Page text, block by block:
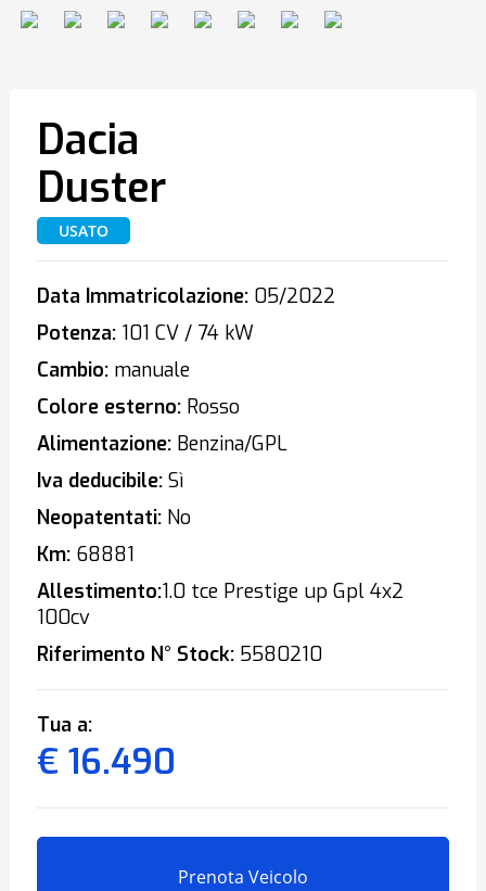
Dacia
Duster
USATO
Data Immatricolazione:05/2022
Potenza:101 CV / 74 kW
Cambio:manuale
Colore esterno:Rosso
Alimentazione:Benzina/GPL
Iva deducibile:Sì
Neopatentati:No
Km:68881
Allestimento:1.0 tce Prestige up Gpl 4x2
100cv
Riferimento N° Stock:5580210
Tua a:
€ 16.490
Prenota Veicolo